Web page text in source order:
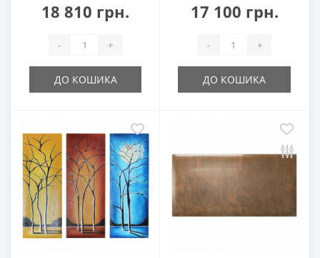
18 810 грн.
- +
ДО КОШИКА
17 100 грн.
- +
ДО КОШИКА